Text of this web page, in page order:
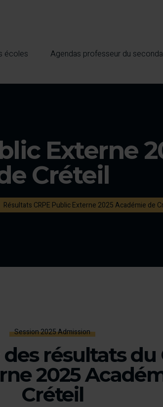
écoles Agendas professeur du
Externe
Créteil
Résultats CRPE Public Externe 2025 Académie de
Session 2025 Admission
résultats du
2025
Créteil